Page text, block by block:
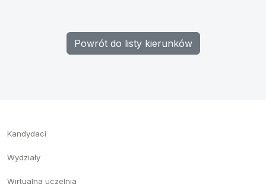
Powrót do listy kierunków
Kandydaci
Wydziały
Wirtualna uczelnia